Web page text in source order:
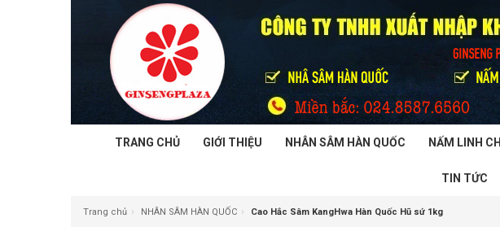
TRANG CHỦ GIỚI THIỆU NHÂN SÂM HÀN QUỐC NẤM LINH CHI
TIN TỨC
Trang chủ › NHÂN SÂM HÀN QUỐC › Cao Hắc Sâm KangHwa Hàn Quốc Hũ sứ 1kg